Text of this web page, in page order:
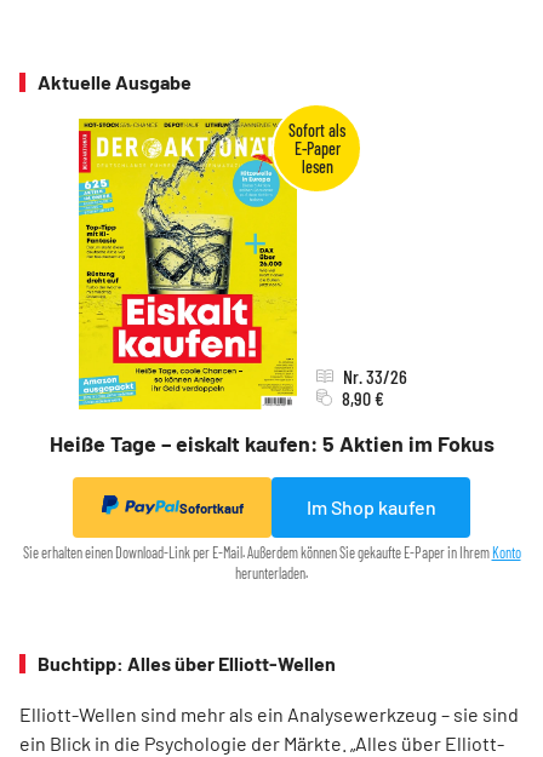
Aktuelle Ausgabe
Heiße Tage – eiskalt kaufen: 5 Aktien im Fokus
Nr. 33/26
8,90 €
Sofortkauf Im Shop kaufen
Sie erhalten einen Download-Link per E-Mail. Außerdem können Sie gekaufte E-Paper in Ihrem Konto
herunterladen.
Buchtipp: Alles über Elliott-Wellen
Elliott-Wellen sind mehr als ein Analysewerkzeug – sie sind
ein Blick in die Psychologie der Märkte. „Alles über Elliott-